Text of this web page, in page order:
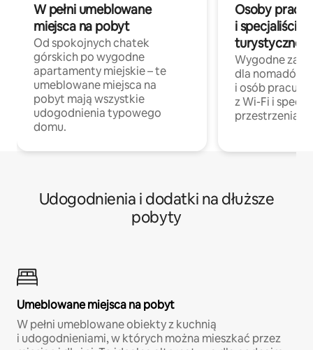
W pełni umeblowane
miejsca na pobyt
Od spokojnych chatek
górskich po wygodne
apartamenty miejskie – te
umeblowane miejsca na
pobyt mają wszystkie
udogodnienia typowego
domu.
Osoby
i specjaliści z
turystycznej
Wygodne
dla nomadów
i osób
z Wi-Fi i
przestrzenią
Udogodnienia i dodatki na dłuższe
pobyty
Umeblowane miejsca na pobyt
W pełni umeblowane obiekty z kuchnią
i udogodnieniami, w których można mieszkać przez